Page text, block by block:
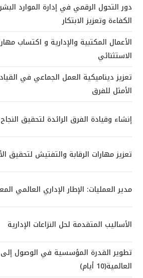
دور التحول الرقمي في إدارة الموارد
الكفاءة وتعزيز الابتكار
الأعمال المكتبية والإدارية و اكتساب
الاستثنائي
تعزيز ديناميكية العمل الجماعي في
الأمثل للفرق
إنشاء وقيادة الفرق الرائدة لتحقيق النجاح
تعزيز مهارات الرقابة والتفتيش لتحقيق
مدير العمليات: الإطار الإداري العالمي
الأساليب المتقدمة لحل النزاعات الإدارية
تطوير القدرة المؤسسية في الوصول
العالمية(10 أيام)